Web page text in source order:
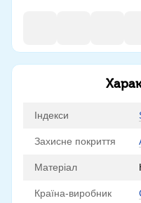
Індекси
Захисне покриття
Матеріал
Країна-виробник